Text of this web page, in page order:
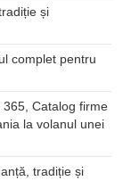
și
complet pentru
Catalog firme
la volanul unei
tradiție și